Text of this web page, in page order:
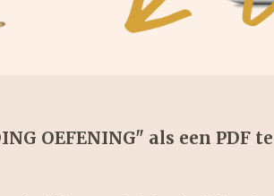
OEFENING" als een